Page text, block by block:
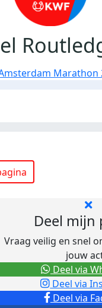
Marathon
Deel mijn
Vraag veilig en snel
jouw
Deel via
Deel via
Deel via